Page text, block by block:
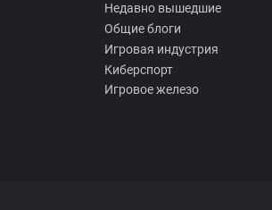
Недавно вышедшие
Общие блоги
Игровая индустрия
Киберспорт
Игровое железо